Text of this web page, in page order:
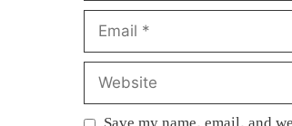
Email
Website